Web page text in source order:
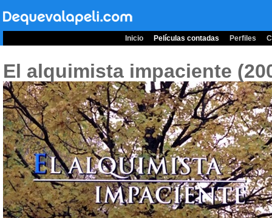
Inicio Películas contadas Perfiles
El alquimista impaciente